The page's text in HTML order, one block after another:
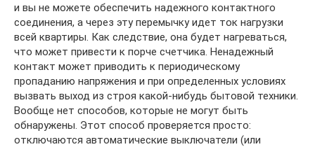
и вы не можете обеспечить надежного контактного
соединения, а через эту перемычку идет ток нагрузки
всей квартиры. Как следствие, она будет нагреваться,
что может привести к порче счетчика. Ненадежный
контакт может приводить к периодическому
пропаданию напряжения и при определенных условиях
вызвать выход из строя какой-нибудь бытовой техники.
Вообще нет способов, которые не могут быть
обнаружены. Этот способ проверяется просто:
отключаются автоматические выключатели (или